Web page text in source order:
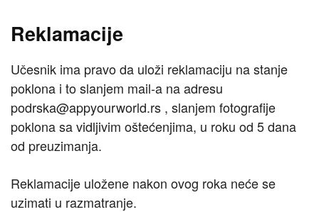
Reklamacije
Učesnik ima pravo da uloži reklamaciju na stanje
poklona i to slanjem mail-a na adresu
podrska@appyourworld.rs , slanjem fotografije
poklona sa vidljivim oštećenjima, u roku od 5 dana
od preuzimanja.
Reklamacije uložene nakon ovog roka neće se
uzimati u razmatranje.